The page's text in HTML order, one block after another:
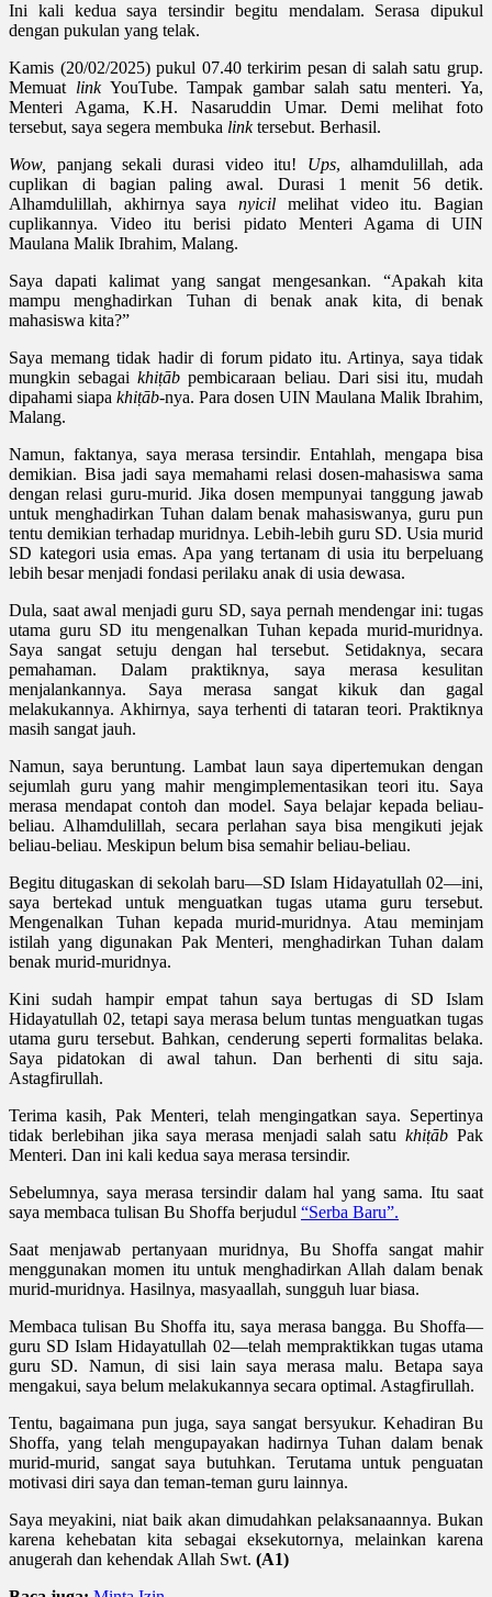
Ini kali kedua saya tersindir begitu mendalam. Serasa dipukul
dengan pukulan yang telak.
Kamis (20/02/2025) pukul 07.40 terkirim pesan di salah satu grup.
Memuat linkYouTube. Tampak gambar salah satu menteri. Ya,
Menteri Agama, K.H. Nasaruddin Umar. Demi melihat foto
tersebut, saya segera membuka linktersebut. Berhasil.
Wow, panjang sekali durasi video itu! Ups, alhamdulillah, ada
cuplikan di bagian paling awal. Durasi 1 menit 56 detik.
Alhamdulillah, akhirnya sayanyicil melihat video itu. Bagian
cuplikannya. Video itu berisi pidato Menteri Agama di UIN
Maulana Malik Ibrahim, Malang.
Saya dapati kalimat yang sangat mengesankan. “Apakah kita
mampu menghadirkan Tuhan di benak anak kita, di benak
mahasiswa kita?”
Saya memang tidak hadir di forum pidato itu. Artinya, saya tidak
mungkin sebagaikhiṭāb pembicaraan beliau. Dari sisi itu, mudah
dipahami siapa khiṭāb-nya. Para dosen UIN Maulana Malik Ibrahim,
Malang.
Namun, faktanya, saya merasa tersindir. Entahlah, mengapa bisa
demikian. Bisa jadi saya memahami relasi dosen-mahasiswa sama
dengan relasi guru-murid. Jika dosen mempunyai tanggung jawab
untuk menghadirkan Tuhan dalam benak mahasiswanya, guru pun
tentu demikian terhadap muridnya. Lebih-lebih guru SD. Usia murid
SD kategori usia emas. Apa yang tertanam di usia itu berpeluang
lebih besar menjadi fondasi perilaku anak di usia dewasa.
Dula, saat awal menjadi guru SD, saya pernah mendengar ini: tugas
utama guru SD itu mengenalkan Tuhan kepada murid-muridnya.
Saya sangat setuju dengan hal tersebut. Setidaknya, secara
pemahaman. Dalam praktiknya, saya merasa kesulitan
menjalankannya. Saya merasa sangat kikuk dan gagal
melakukannya. Akhirnya, saya terhenti di tataran teori. Praktiknya
masih sangat jauh.
Namun, saya beruntung. Lambat laun saya dipertemukan dengan
sejumlah guru yang mahir mengimplementasikan teori itu. Saya
merasa mendapat contoh dan model. Saya belajar kepada beliau-
beliau. Alhamdulillah, secara perlahan saya bisa mengikuti jejak
beliau-beliau. Meskipun belum bisa semahir beliau-beliau.
Begitu ditugaskan di sekolah baru—SD Islam Hidayatullah 02—ini,
saya bertekad untuk menguatkan tugas utama guru tersebut.
Mengenalkan Tuhan kepada murid-muridnya. Atau meminjam
istilah yang digunakan Pak Menteri, menghadirkan Tuhan dalam
benak murid-muridnya.
Kini sudah hampir empat tahun saya bertugas di SD Islam
Hidayatullah 02, tetapi saya merasa belum tuntas menguatkan tugas
utama guru tersebut. Bahkan, cenderung seperti formalitas belaka.
Saya pidatokan di awal tahun. Dan berhenti di situ saja.
Astagfirullah.
Terima kasih, Pak Menteri, telah mengingatkan saya. Sepertinya
tidak berlebihan jika saya merasa menjadi salah satukhiṭāb Pak
Menteri. Dan ini kali kedua saya merasa tersindir.
Sebelumnya, saya merasa tersindir dalam hal yang sama. Itu saat
saya membaca tulisan Bu Shoffa berjudul “Serba Baru”.
Saat menjawab pertanyaan muridnya, Bu Shoffa sangat mahir
menggunakan momen itu untuk menghadirkan Allah dalam benak
murid-muridnya. Hasilnya, masyaallah, sungguh luar biasa.
Membaca tulisan Bu Shoffa itu, saya merasa bangga. Bu Shoffa—
guru SD Islam Hidayatullah 02—telah mempraktikkan tugas utama
guru SD. Namun, di sisi lain saya merasa malu. Betapa saya
mengakui, saya belum melakukannya secara optimal. Astagfirullah.
Tentu, bagaimana pun juga, saya sangat bersyukur. Kehadiran Bu
Shoffa, yang telah mengupayakan hadirnya Tuhan dalam benak
murid-murid, sangat saya butuhkan. Terutama untuk penguatan
motivasi diri saya dan teman-teman guru lainnya.
Saya meyakini, niat baik akan dimudahkan pelaksanaannya. Bukan
karena kehebatan kita sebagai eksekutornya, melainkan karena
anugerah dan kehendak Allah Swt. (A1)